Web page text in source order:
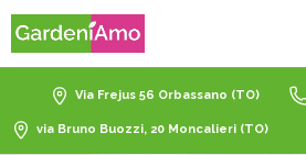
Via Frejus 56 Orbassano (TO)
via Bruno Buozzi, 20 Moncalieri (TO)